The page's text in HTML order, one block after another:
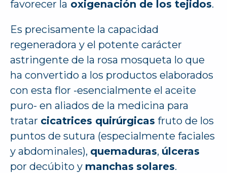
favorecer la oxigenación de los tejidos.
Es precisamente la capacidad
regeneradora y el potente carácter
astringente de la rosa mosqueta lo que
ha convertido a los productos elaborados
con esta flor -esencialmente el aceite
puro- en aliados de la medicina para
tratar cicatrices quirúrgicas fruto de los
puntos de sutura (especialmente faciales
y abdominales), quemaduras, úlceras
por decúbito y manchas solares.